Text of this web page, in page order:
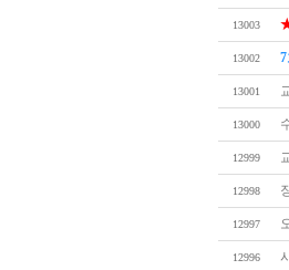
13003
13002
13001
13000
12999
12998
12997
12996